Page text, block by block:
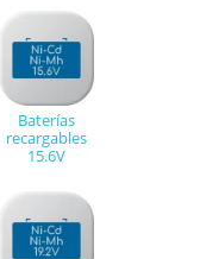
Baterías
recargables
15.6V